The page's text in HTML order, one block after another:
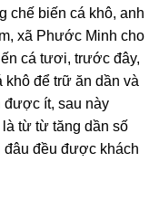
chế biến cá khô, anh
xã Phước Minh cho
cá tươi, trước đây,
khô để trữ ăn dần và
được ít, sau này
từ từ tăng dần số
đâu đều được khách